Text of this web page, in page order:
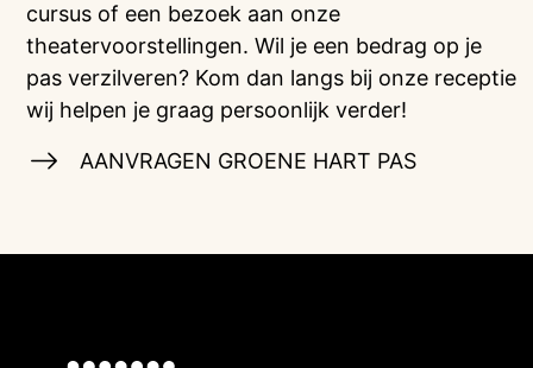
cursus of een bezoek aan onze
theatervoorstellingen. Wil je een bedrag op je
pas verzilveren? Kom dan langs bij onze receptie
wij helpen je graag persoonlijk verder!
AANVRAGEN GROENE HART PAS